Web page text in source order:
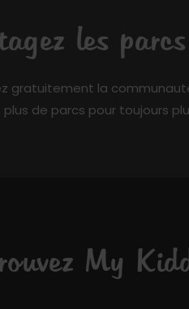
les parcs
gratuitement la
plus de parcs pour toujours
My